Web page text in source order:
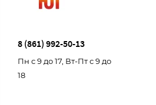
8 (861) 992-50-13
Пн с 9 до 17, Вт-Пт с 9 до
18